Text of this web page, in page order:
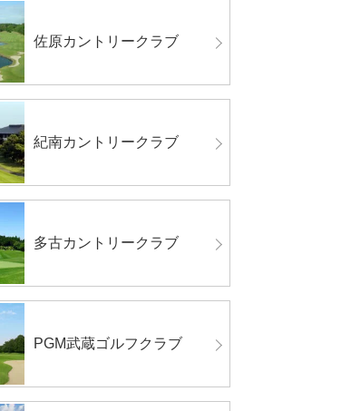
佐原カントリークラブ
紀南カントリークラブ
多古カントリークラブ
PGM武蔵ゴルフクラブ